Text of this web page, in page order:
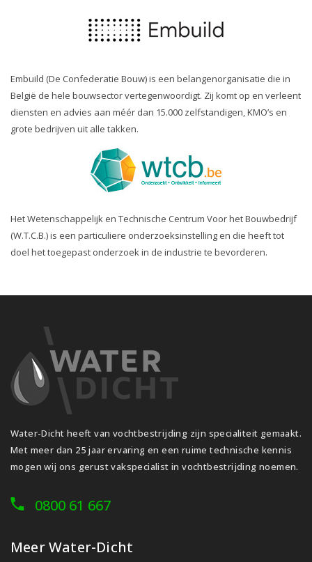
Embuild (De Confederatie Bouw) is een belangenorganisatie die in
België de hele bouwsector vertegenwoordigt. Zij komt op en verleent
diensten en advies aan méér dan 15.000 zelfstandigen, KMO’s en
grote bedrijven uit alle takken.
Het Wetenschappelijk en Technische Centrum Voor het Bouwbedrijf
(W.T.C.B.) is een particuliere onderzoeksinstelling en die heeft tot
doel het toegepast onderzoek in de industrie te bevorderen.
Water-Dicht heeft van vochtbestrijding zijn specialiteit gemaakt.
Met meer dan 25 jaar ervaring en een ruime technische kennis
mogen wij ons gerust vakspecialist in vochtbestrijding noemen.
0800 61 667
Meer Water-Dicht